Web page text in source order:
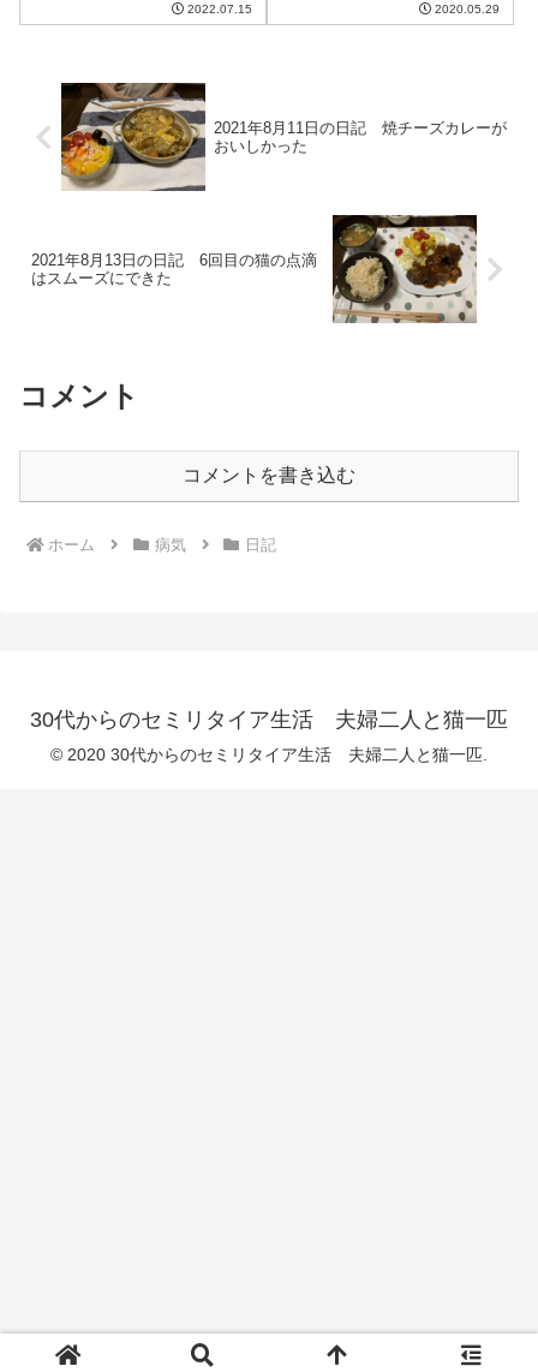
2022.07.15
日。だったが、午後からは曇っ
2020.05.29
2021年8月11日の日記 焼チーズカレーが
おいしかった
2021年8月13日の日記 6回目の猫の点滴
はスムーズにできた
コメント
コメントを書き込む
ホーム 病気 日記
30代からのセミリタイア生活 夫婦二人と猫一匹
© 2020 30代からのセミリタイア生活 夫婦二人と猫一匹.